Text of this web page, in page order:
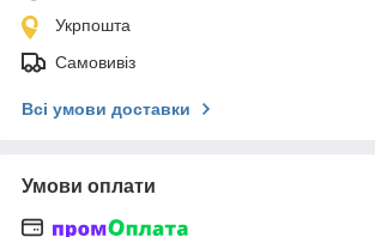
Укрпошта
Самовивіз
Всі умови доставки
Умови оплати